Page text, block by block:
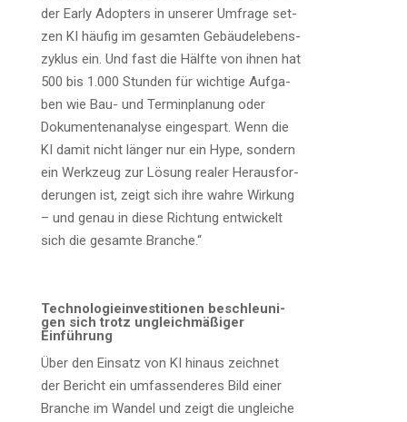
der Ear­ly Adop­ters in unse­rer Umfra­ge set­
zen KI häu­fig im gesam­ten Gebäu­de­le­bens­
zy­klus ein. Und fast die Hälf­te von ihnen hat
500 bis 1.000 Stun­den für wich­ti­ge Auf­ga­
ben wie Bau- und Ter­min­pla­nung oder
Doku­men­ten­ana­ly­se ein­ge­spart. Wenn die
KI damit nicht län­ger nur ein Hype, son­dern
ein Werk­zeug zur Lösung rea­ler Her­aus­for­
de­run­gen ist, zeigt sich ihre wah­re Wir­kung
– und genau in die­se Rich­tung ent­wi­ckelt
sich die gesam­te Branche.“
Tech­no­lo­gie­inves­ti­tio­nen beschleu­ni­
gen sich trotz ungleich­mä­ßi­ger
Einführung
Über den Ein­satz von KI hin­aus zeich­net
der Bericht ein umfas­sen­de­res Bild einer
Bran­che im Wan­del und zeigt die unglei­che